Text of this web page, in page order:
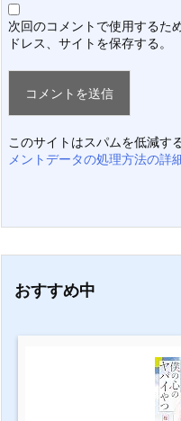
次回のコメントで使用するた
ドレス、サイトを保存する。
このサイトはスパムを低減す
メントデータの処理方法の詳
おすすめ中